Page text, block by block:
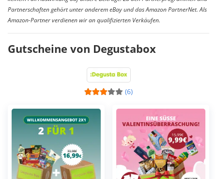
Partnerschaften gehört unter anderem eBay und das Amazon PartnerNet. Als
Amazon-Partner verdienen wir an qualifizierten Verkäufen.
Gutscheine von Degustabox
(6)